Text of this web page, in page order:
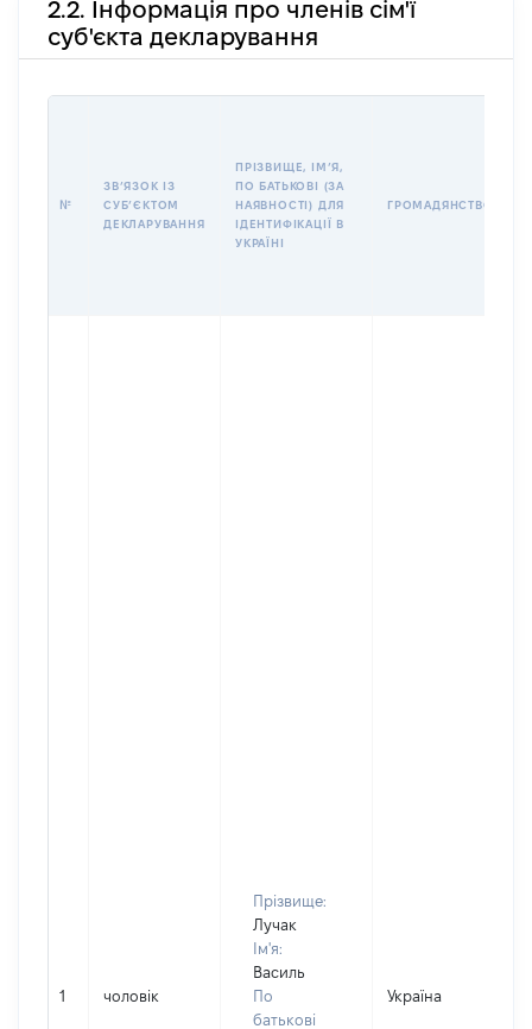
2.2. Інформація про членів сім'ї
суб'єкта декларування
№
ЗВʼЯЗОК ІЗ
СУБʼЄКТОМ
ДЕКЛАРУВАННЯ
ПРІЗВИЩЕ, ІМʼЯ,
ПО БАТЬКОВІ (ЗА
НАЯВНОСТІ) ДЛЯ
ІДЕНТИФІКАЦІЇ В
УКРАЇНІ
ГРОМАДЯНСТВО
1 чоловік
Прізвище:
Лучак
Ім'я:
Василь
По
батькові
Україна